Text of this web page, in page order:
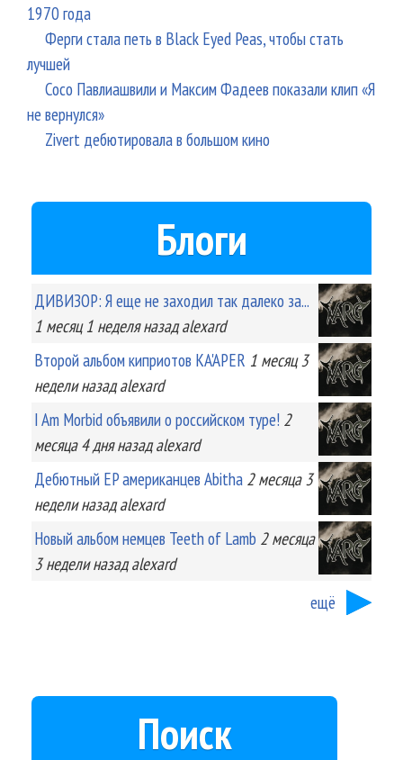
1970 года
Ферги стала петь в Black Eyed Peas, чтобы стать
лучшей
Сосо Павлиашвили и Максим Фадеев показали клип «Я
не вернулся»
Zivert дебютировала в большом кино
Блоги
ДИВИЗОР: Я еще не заходил так далеко за...
1 месяц 1 неделяназад alexard
Второй альбом киприотов KA'APER 1 месяц 3
неделиназад alexard
I Am Morbid объявили о российском туре! 2
месяца 4 дняназад alexard
Дебютный EP американцев Abitha 2 месяца 3
неделиназад alexard
Новый альбом немцев Teeth of Lamb 2 месяца
3 неделиназад alexard
ещё
Поиск